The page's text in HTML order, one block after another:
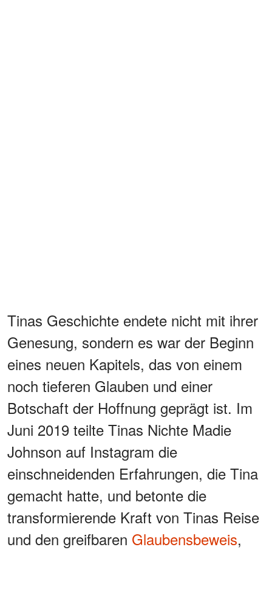
Tinas Geschichte endete nicht mit ihrer
Genesung, sondern es war der Beginn
eines neuen Kapitels, das von einem
noch tieferen Glauben und einer
Botschaft der Hoffnung geprägt ist. Im
Juni 2019 teilte Tinas Nichte Madie
Johnson auf Instagram die
einschneidenden Erfahrungen, die Tina
gemacht hatte, und betonte die
transformierende Kraft von Tinas Reise
und den greifbaren Glaubensbeweis,